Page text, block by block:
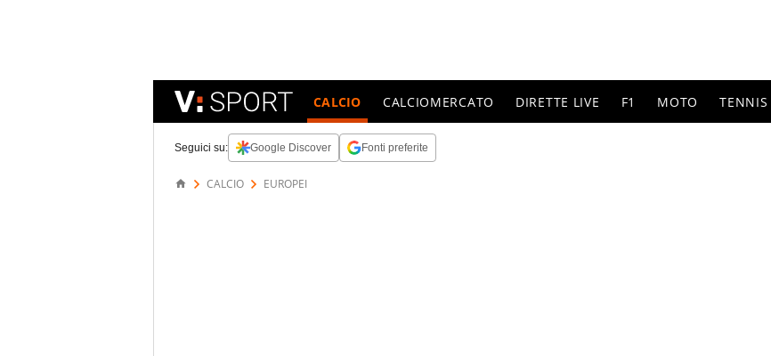
CALCIO CALCIOMERCATO DIRETTE LIVE F1 MOTO TENNIS
Seguici su: Google Discover Fonti preferite
CALCIO EUROPEI